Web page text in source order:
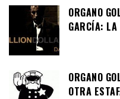
ORGANO
GARCÍA:
ORGANO
OTRA